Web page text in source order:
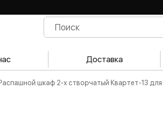
Доставка
Распашной шкаф 2-х створчатый Квартет-13